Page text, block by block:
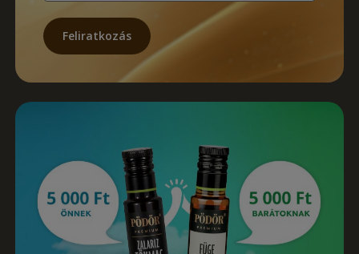
Feliratkozás